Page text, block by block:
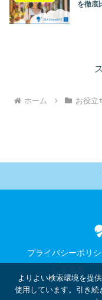
を徹底
ホーム お役立
プライバシーポリ
よりよい検索環境を提
使用しています。引き